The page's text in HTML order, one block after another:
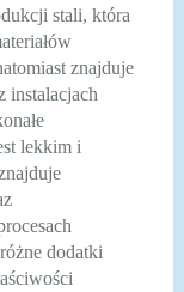
stali, która
znajduje
instalacjach
lekkim i
dodatki